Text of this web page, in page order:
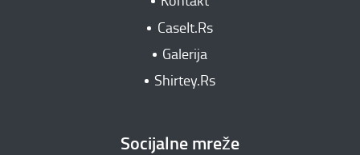
CaseIt.Rs
Galerija
Shirtey.Rs
Socijalne mreže